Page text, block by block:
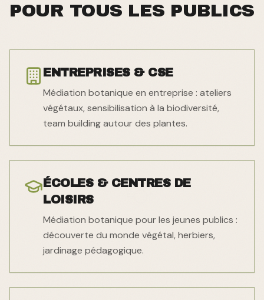
POUR TOUS LES PUBLICS
ENTREPRISES & CSE
Médiation botanique en entreprise : ateliers
végétaux, sensibilisation à la biodiversité,
team building autour des plantes.
ÉCOLES & CENTRES DE
LOISIRS
Médiation botanique pour les jeunes publics :
découverte du monde végétal, herbiers,
jardinage pédagogique.